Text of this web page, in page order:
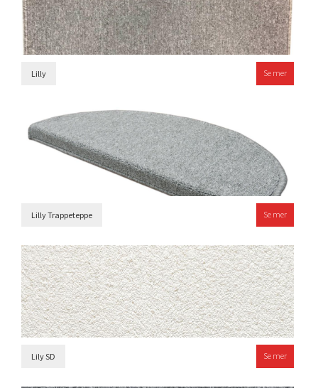
Lilly Se mer
Lilly Trappeteppe Se mer
Lily SD Se mer